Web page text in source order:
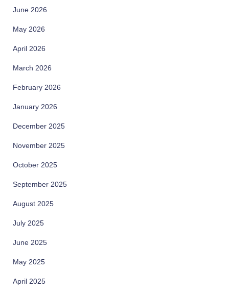
June 2026
May 2026
April 2026
March 2026
February 2026
January 2026
December 2025
November 2025
October 2025
September 2025
August 2025
July 2025
June 2025
May 2025
April 2025